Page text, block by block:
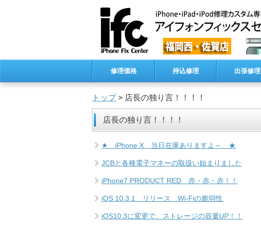
修理価格 持込修理 出張修理
トップ> 店長の独り言！！！！
店長の独り言！！！！
★ iPhone X 当日在庫ありますよ～ ★
JCBと各種電子マネーの取扱い始まりました
iPhone7 PRODUCT RED 赤・赤・赤！！
iOS 10.3.1 リリース Wi-Fiの脆弱性
iOS10.3に変更で、ストレージの容量UP！！